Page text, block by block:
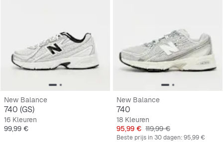
New Balance
740 (GS)
16 Kleuren
Prijs
99,99 €
New Balance
740
18 Kleuren
Prijs
95,99 € Originele Prijs
119,99 €
Beste prijs in 30 dagen:95,99 €